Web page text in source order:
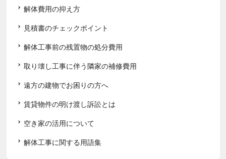
解体費用の抑え方
見積書のチェックポイント
解体工事前の残置物の処分費用
取り壊し工事に伴う隣家の補修費用
遠方の建物でお困りの方へ
賃貸物件の明け渡し訴訟とは
空き家の活用について
解体工事に関する用語集